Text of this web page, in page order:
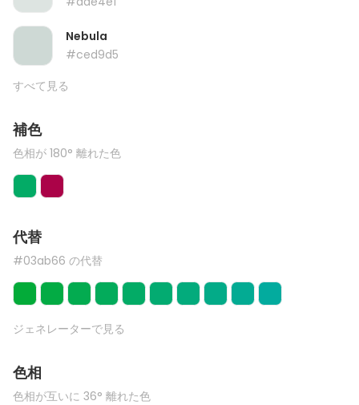
Nebula
#ced9d5
すべて見る
補色
色相が 180° 離れた色
代替
#03ab66 の代替
ジェネレーターで見る
色相
色相が互いに 36° 離れた色